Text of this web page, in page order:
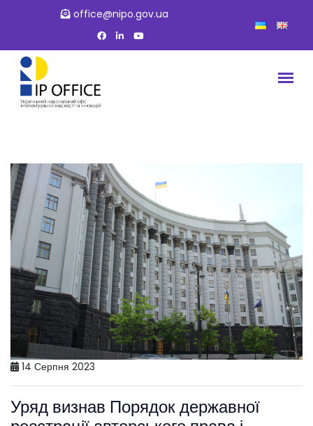
office@nipo.gov.ua
14 Серпня 2023
Уряд визнав Порядок державної